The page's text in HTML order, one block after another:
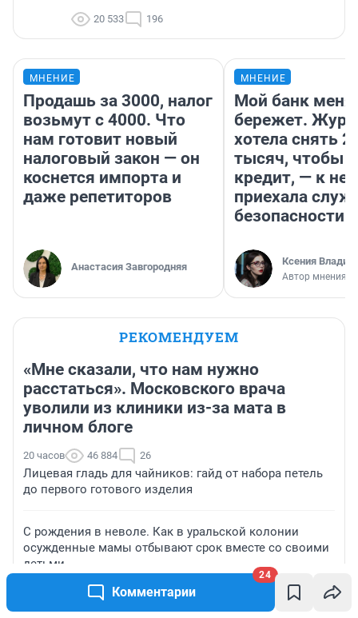
Комментарии
24
20 533 196
МНЕНИЕ
Продашь за 3000, налог
возьмут с 4000. Что
нам готовит новый
налоговый закон — он
коснется импорта и
даже репетиторов
Анастасия Завгородняя
МНЕНИЕ
Мой банк меня
бережет.
хотела снять
тысяч, чтобы
кредит, — к
приехала
безопасности
Ксения
Автор мнения
РЕКОМЕНДУЕМ
«Мне сказали, что нам нужно
расстаться». Московского врача
уволили из клиники из-за мата в
личном блоге
20 часов 46 884 26
Лицевая гладь для чайников: гайд от набора петель
до первого готового изделия
С рождения в неволе. Как в уральской колонии
осужденные мамы отбывают срок вместе со своими
детьми